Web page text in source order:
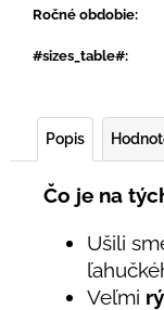
Ročné obdobie:
#sizes_table#:
Popis
Čo je na
Ušili
Veľmi